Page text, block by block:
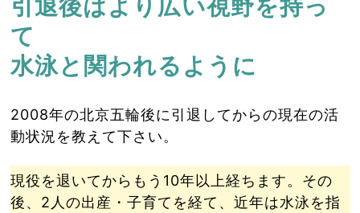
引退後はより広い視野を持っ
て
水泳と関われるように
2008年の北京五輪後に引退してからの現在の活
動状況を教えて下さい。
現役を退いてからもう10年以上経ちます。その
後、2人の出産・子育てを経て、近年は水泳を指